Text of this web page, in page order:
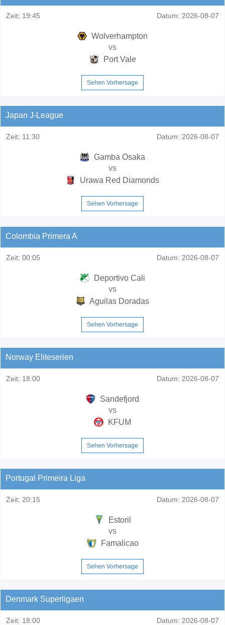
Zeit: 19:45 Datum: 2026-08-07
Wolverhampton
vs
Port Vale
Sehen Vorhersage
Japan J-League
Zeit: 11:30 Datum: 2026-08-07
Gamba Osaka
vs
Urawa Red Diamonds
Sehen Vorhersage
Colombia Primera A
Zeit: 00:05 Datum: 2026-08-07
Deportivo Cali
vs
Aguilas Doradas
Sehen Vorhersage
Norway Eliteserien
Zeit: 18:00 Datum: 2026-08-07
Sandefjord
vs
KFUM
Sehen Vorhersage
Portugal Primeira Liga
Zeit: 20:15 Datum: 2026-08-07
Estoril
vs
Famalicao
Sehen Vorhersage
Denmark Superligaen
Zeit: 18:00 Datum: 2026-08-07